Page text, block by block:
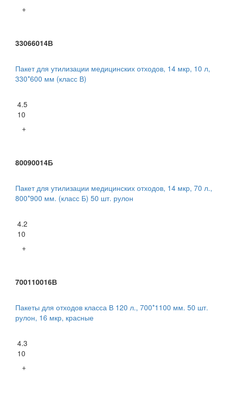
+
33066014В
Пакет для утилизации медицинских отходов, 14 мкр, 10 л,
330*600 мм (класс В)
4.5
10
+
80090014Б
Пакет для утилизации медицинских отходов, 14 мкр, 70 л.,
800*900 мм. (класс Б) 50 шт. рулон
4.2
10
+
700110016В
Пакеты для отходов класса В 120 л., 700*1100 мм. 50 шт.
рулон, 16 мкр, красные
4.3
10
+